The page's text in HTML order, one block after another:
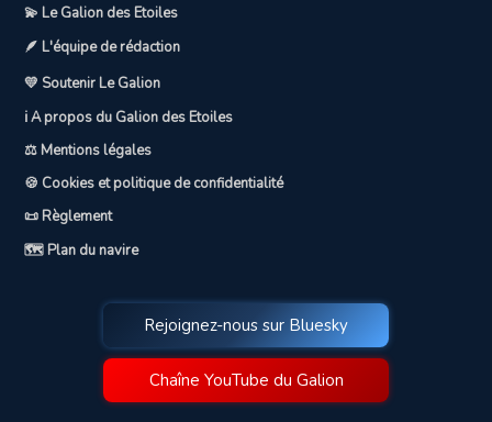
💫 Le Galion des Etoiles
🪶 L'équipe de rédaction
💛 Soutenir Le Galion
ℹ️ A propos du Galion des Etoiles
⚖️ Mentions légales
🍪 Cookies et politique de confidentialité
📜 Règlement
🗺️ Plan du navire
Rejoignez-nous sur Bluesky
Chaîne YouTube du Galion